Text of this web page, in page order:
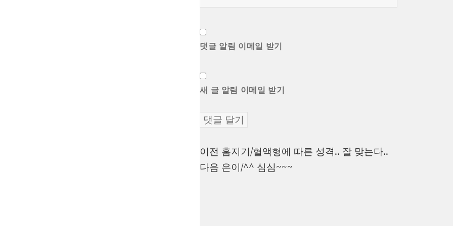
댓글 알림 이메일 받기
새 글 알림 이메일 받기
글
이전 이
전
홈지기/혈액형에 따른 성격.. 잘 맞는다..
다음 다
은이/^^ 심심~~~